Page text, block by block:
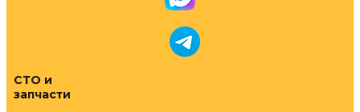
СТО и
запчасти